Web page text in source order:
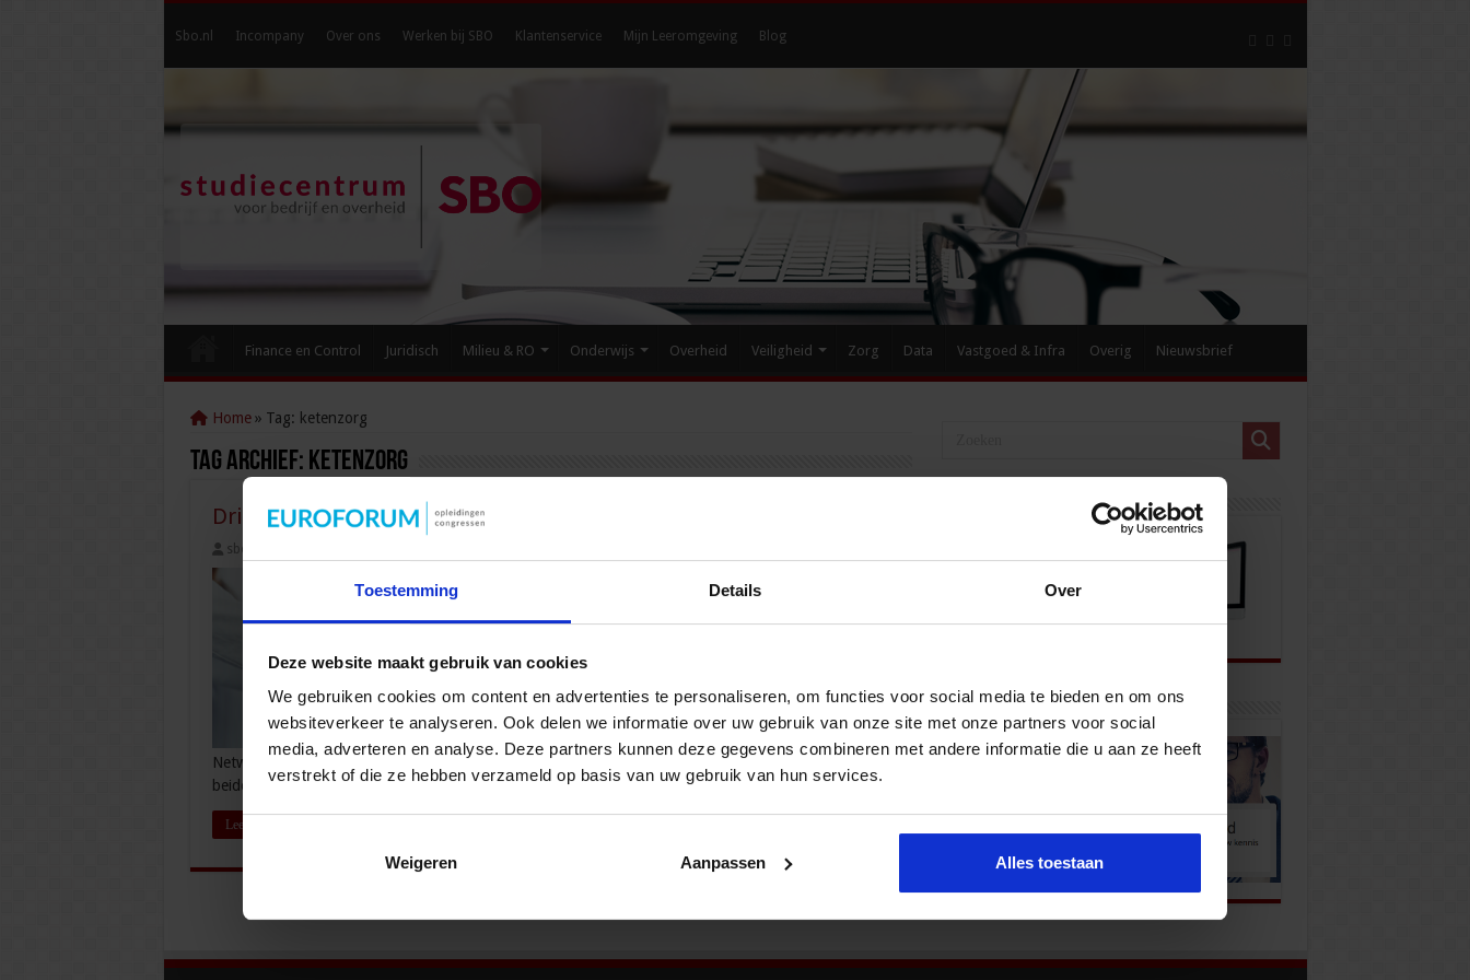
Toestemming Details Over
Deze website maakt gebruik van cookies
We gebruiken cookies om content en advertenties te personaliseren, om functies voor social media te bieden en om ons
websiteverkeer te analyseren. Ook delen we informatie over uw gebruik van onze site met onze partners voor social
media, adverteren en analyse. Deze partners kunnen deze gegevens combineren met andere informatie die u aan ze heeft
verstrekt of die ze hebben verzameld op basis van uw gebruik van hun services.
Weigeren Aanpassen Alles toestaan
Sbo.nl Incompany Over ons Werken bij SBO Klantenservice Mijn Leeromgeving Blog
Finance en Control Juridisch Milieu & RO Onderwijs Overheid Veiligheid Zorg Data Vastgoed & Infra Overig Nieuwsbrief
Home » Tag: ketenzorg
Tag Archief: ketenzorg
Drie tips voor efficiënter samenwerken binnen zorgnetwerken
sbo
netwerkzorg. Goede samenwerking tussen
zorgexperts vereist dat er duidelijke afspraken
en rolverdeling. Het is belangrijk om vertrouwen
te creëren tussen alle stakeholders. Hoe vorm jij
een verbonden netwerk zonder formele macht?
Ellen Ophoff, Projectleider Digitalisering
Netwerkzorg, vertelt meer. Van ketenzorg naar netwerkzorg Keten- en netwerkzorg verbeteren
beide coördinatie en samenwerking …
Lees verder »
Bekijk onze opleidingen